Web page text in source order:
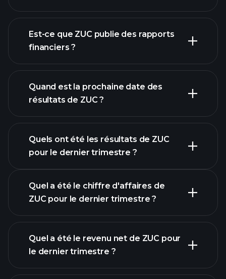
notre
liste d'actions
Est-ce que ZUC publie des rapports
financiers ?
finances de
ZUC
Quand est la prochaine date des
résultats de ZUC ?
Calendrier des résultats
Quels ont été les résultats de ZUC
pour le dernier trimestre ?
les bénéfices de ZUC
Quel a été le chiffre d'affaires de
ZUC pour le dernier trimestre ?
Quel a été le revenu net de ZUC pour
le dernier trimestre ?